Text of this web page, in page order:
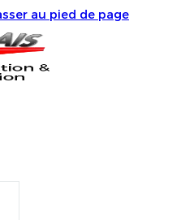
au pied de page